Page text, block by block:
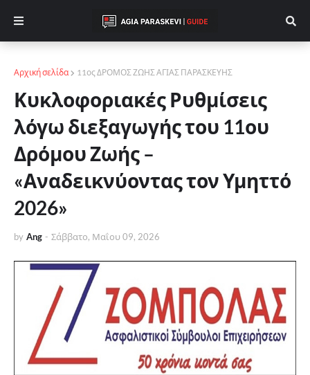
Αρχική σελίδα 11ος ΔΡΟΜΟΣ ΖΩΗΣ ΑΓΙΑΣ ΠΑΡΑΣΚΕΥΗΣ
Κυκλοφοριακές Ρυθμίσεις
λόγω διεξαγωγής του 11ου
Δρόμου Ζωής –
«Αναδεικνύοντας τον Υμηττό
2026»
by Ang - Σάββατο, Μαΐου 09, 2026